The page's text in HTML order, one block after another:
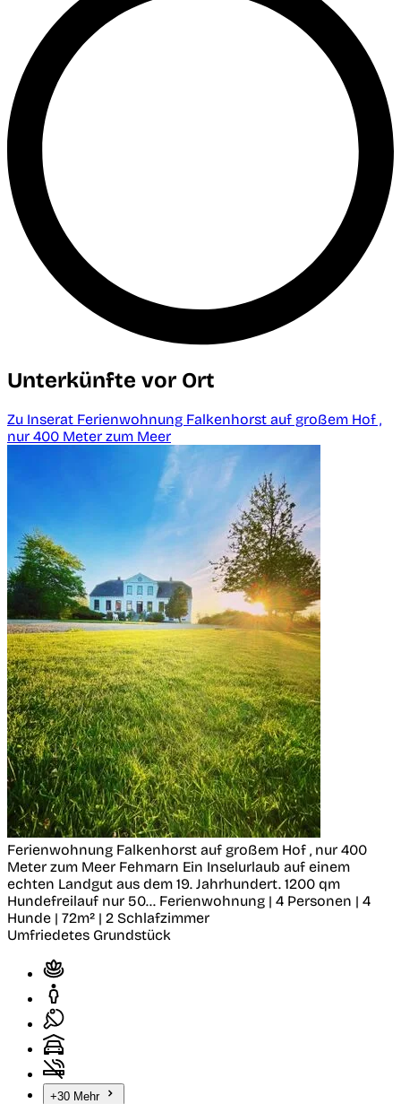
Unterkünfte vor Ort
Zu Inserat Ferienwohnung Falkenhorst auf großem Hof ,
nur 400 Meter zum Meer
Ferienwohnung Falkenhorst auf großem Hof , nur 400
Meter zum Meer Fehmarn Ein Inselurlaub auf einem
echten Landgut aus dem 19. Jahrhundert. 1200 qm
Hundefreilauf nur 50... Ferienwohnung | 4 Personen | 4
Hunde | 72m² | 2 Schlafzimmer
Umfriedetes Grundstück
+30 Mehr